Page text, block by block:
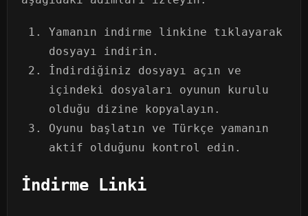
Yamanın indirme linkine tıklayarak
dosyayı indirin.
İndirdiğiniz dosyayı açın ve
içindeki dosyaları oyunun kurulu
olduğu dizine kopyalayın.
Oyunu başlatın ve Türkçe yamanın
aktif olduğunu kontrol edin.
İndirme Linki